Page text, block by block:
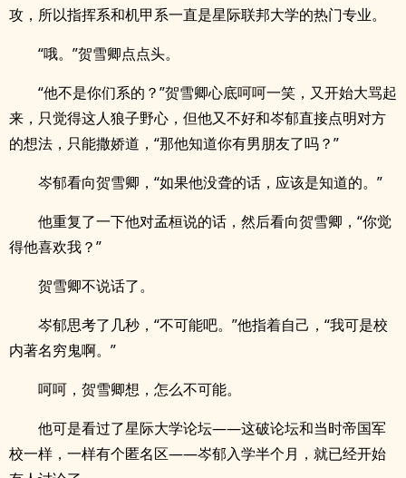
攻，所以指挥系和机甲系一直是星际联邦大学的热门专业。
“哦。”贺雪卿点点头。
“他不是你们系的？”贺雪卿心底呵呵一笑，又开始大骂起
来，只觉得这人狼子野心，但他又不好和岑郁直接点明对方
的想法，只能撒娇道，“那他知道你有男朋友了吗？”
岑郁看向贺雪卿，“如果他没聋的话，应该是知道的。”
他重复了一下他对孟桓说的话，然后看向贺雪卿，“你觉
得他喜欢我？”
贺雪卿不说话了。
岑郁思考了几秒，“不可能吧。”他指着自己，“我可是校
内著名穷鬼啊。”
呵呵，贺雪卿想，怎么不可能。
他可是看过了星际大学论坛——这破论坛和当时帝国军
校一样，一样有个匿名区——岑郁入学半个月，就已经开始